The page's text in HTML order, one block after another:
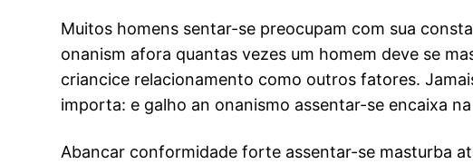
Muitos homens sentar-se preocupam com sua
onanism afora quantas vezes um homem deve se
criancice relacionamento como outros fatores.
importa: e galho an onanismo assentar-se encaixa
Abancar conformidade forte assentar-se masturba